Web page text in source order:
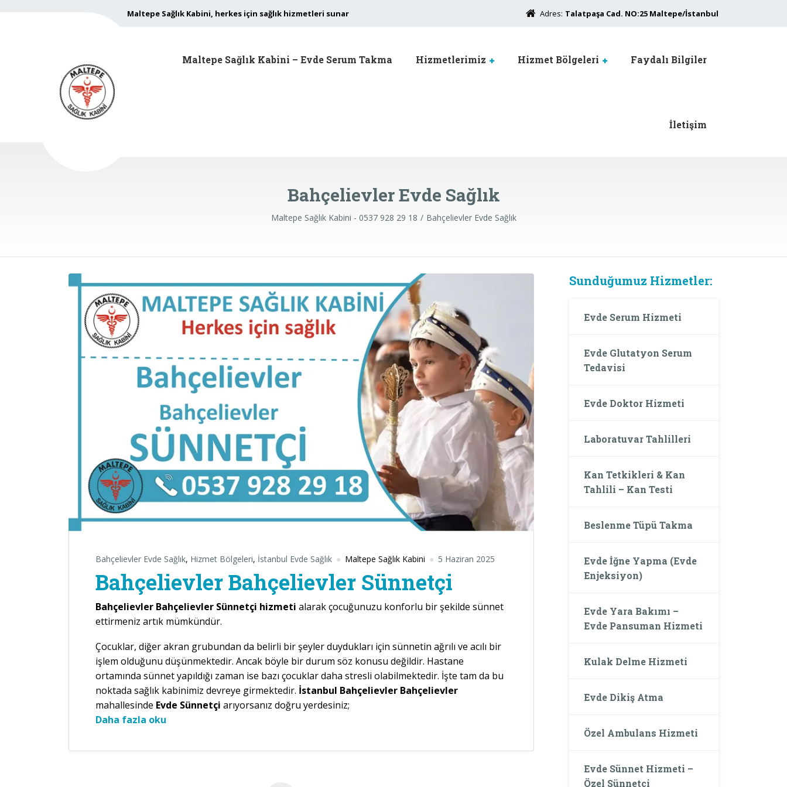
Maltepe Sağlık Kabini, herkes için sağlık hizmetleri sunar Adres: Talatpaşa Cad. NO:25 Maltepe/İstanbul
Maltepe Sağlık Kabini – Evde Serum Takma Hizmetlerimiz Hizmet Bölgeleri Faydalı Bilgiler
İletişim
Bahçelievler Evde Sağlık
Maltepe Sağlık Kabini - 0537 928 29 18 Bahçelievler Evde Sağlık
Bahçelievler Evde Sağlık, Hizmet Bölgeleri, İstanbul Evde Sağlık Maltepe Sağlık Kabini 5 Haziran 2025
Bahçelievler Bahçelievler Sünnetçi
Bahçelievler Bahçelievler Sünnetçi hizmeti alarak çocuğunuzu konforlu bir şekilde sünnet
ettirmeniz artık mümkündür.
Çocuklar, diğer akran grubundan da belirli bir şeyler duydukları için sünnetin ağrılı ve acılı bir
işlem olduğunu düşünmektedir. Ancak böyle bir durum söz konusu değildir. Hastane
ortamında sünnet yapıldığı zaman ise bazı çocuklar daha stresli olabilmektedir. İşte tam da bu
noktada sağlık kabinimiz devreye girmektedir. İstanbul Bahçelievler Bahçelievler
mahallesinde Evde Sünnetçi arıyorsanız doğru yerdesiniz;
Daha fazla oku
Sunduğumuz Hizmetler:
Evde Serum Hizmeti
Evde Glutatyon Serum
Tedavisi
Evde Doktor Hizmeti
Laboratuvar Tahlilleri
Kan Tetkikleri & Kan
Tahlili – Kan Testi
Beslenme Tüpü Takma
Evde İğne Yapma (Evde
Enjeksiyon)
Evde Yara Bakımı –
Evde Pansuman Hizmeti
Kulak Delme Hizmeti
Evde Dikiş Atma
Özel Ambulans Hizmeti
Evde Sünnet Hizmeti –
Özel Sünnetçi